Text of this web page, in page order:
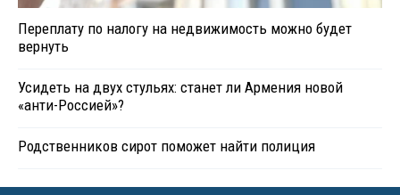
Переплату по налогу на недвижимость можно будет
вернуть
Усидеть на двух стульях: станет ли Армения новой
«анти-Россией»?
Родственников сирот поможет найти полиция